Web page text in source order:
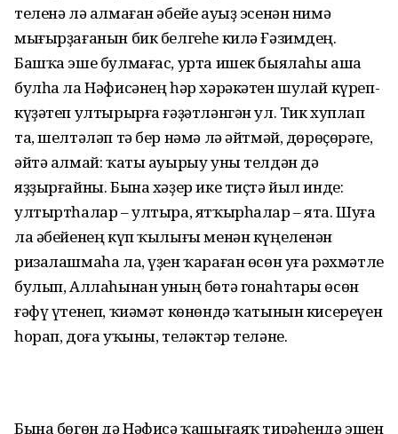
теленә лә алмаған әбейе ауыҙ эсенән нимә
мығырҙағанын бик белгеһе килә Ғәзимдең.
Башҡа эше булмағас, урта ишек быялаһы аша
булһа ла Нәфисәнең һәр хәрәкәтен шулай күреп-
күҙәтеп ултырырға ғәҙәтләнгән ул. Тик хуплап
та, шелтәләп тә бер нәмә лә әйтмәй, дөрөҫөрәге,
әйтә алмай: ҡаты ауырыу уны телдән дә
яҙҙырғайны. Бына хәҙер ике тиҫтә йыл инде:
ултыртһалар – ултыра, ятҡырһалар – ята. Шуға
ла әбейенең күп ҡылығы менән күңеленән
ризалашмаһа ла, үҙен ҡараған өсөн уға рәхмәтле
булып, Аллаһынан уның бөтә гонаһтары өсөн
ғәфү үтенеп, ҡиәмәт көнөндә ҡатынын кисереүен
һорап, доға уҡыны, теләктәр теләне.
Бына бөгөн дә Нәфисә ҡашығаяҡ тирәһендә эшен